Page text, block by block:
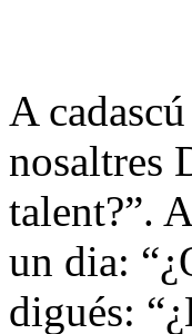
A
nosaltres
talent?”.
un dia:
digués: